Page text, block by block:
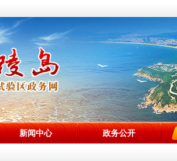
新闻中心 政务公开